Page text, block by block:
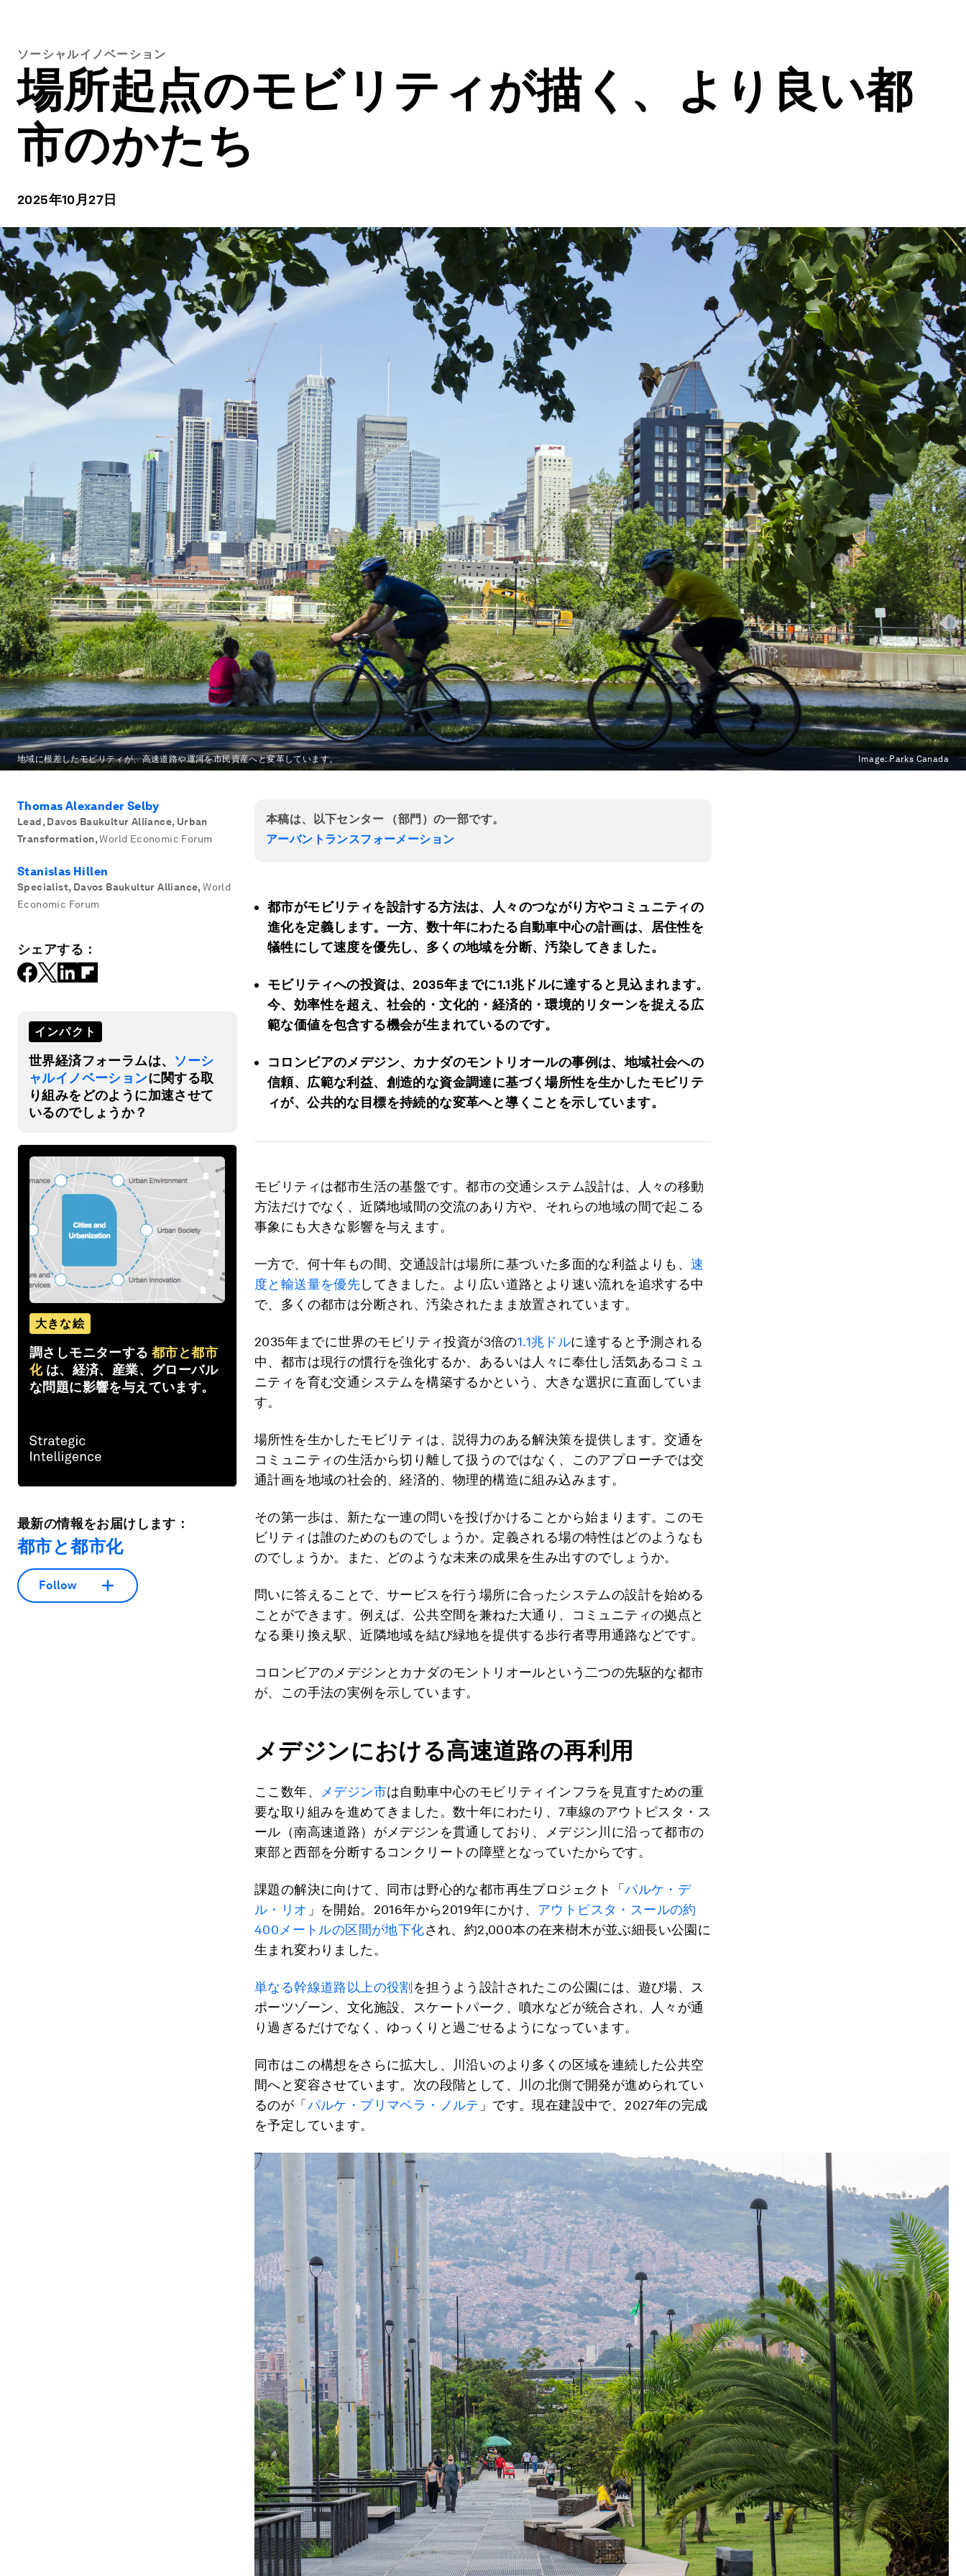
ソーシャルイノベーション
場所起点のモビリティが描く、より良い都
市のかたち
2025年10月27日
地域に根差したモビリティが、高速道路や運河を市民資産へと変革しています。 Image:Parks Canada
Thomas Alexander Selby
Lead, Davos Baukultur Alliance, Urban
Transformation, World Economic Forum
Stanislas Hillen
Specialist, Davos Baukultur Alliance, World
Economic Forum
シェアする：
インパクト
世界経済フォーラムは、 ソーシ
ャルイノベーションに関する取
り組みをどのように加速させて
いるのでしょうか？
大きな絵
調さしモニターする 都市と都市
化 は、経済、産業、グローバル
な問題に影響を与えています。
最新の情報をお届けします：
都市と都市化
Follow
本稿は、以下センター （部門）の一部です。
アーバントランスフォーメーション
都市がモビリティを設計する方法は、人々のつながり方やコミュニティの
進化を定義します。一方、数十年にわたる自動車中心の計画は、居住性を
犠牲にして速度を優先し、多くの地域を分断、汚染してきました。
モビリティへの投資は、2035年までに1.1兆ドルに達すると見込まれます。
今、効率性を超え、社会的・文化的・経済的・環境的リターンを捉える広
範な価値を包含する機会が生まれているのです。
コロンビアのメデジン、カナダのモントリオールの事例は、地域社会への
信頼、広範な利益、創造的な資金調達に基づく場所性を生かしたモビリテ
ィが、公共的な目標を持続的な変革へと導くことを示しています。
モビリティは都市生活の基盤です。都市の交通システム設計は、人々の移動
方法だけでなく、近隣地域間の交流のあり方や、それらの地域の間で起こる
事象にも大きな影響を与えます。
一方で、何十年もの間、交通設計は場所に基づいた多面的な利益よりも、速
度と輸送量を優先してきました。より広い道路とより速い流れを追求する中
で、多くの都市は分断され、汚染されたまま放置されています。
2035年までに世界のモビリティ投資が3倍の1.1兆ドルに達すると予測される
中、都市は現行の慣行を強化するか、あるいは人々に奉仕し活気あるコミュ
ニティを育む交通システムを構築するかという、大きな選択に直面していま
す。
場所性を生かしたモビリティは、説得力のある解決策を提供します。交通を
コミュニティの生活から切り離して扱うのではなく、このアプローチでは交
通計画を地域の社会的、経済的、物理的構造に組み込みます。
その第一歩は、新たな一連の問いを投げかけることから始まります。このモ
ビリティは誰のためのものでしょうか。定義される場の特性はどのようなも
のでしょうか。また、どのような未来の成果を生み出すのでしょうか。
問いに答えることで、サービスを行う場所に合ったシステムの設計を始める
ことができます。例えば、公共空間を兼ねた大通り、コミュニティの拠点と
なる乗り換え駅、近隣地域を結び緑地を提供する歩行者専用通路などです。
コロンビアのメデジンとカナダのモントリオールという二つの先駆的な都市
が、この手法の実例を示しています。
メデジンにおける高速道路の再利用
ここ数年、 メデジン市は自動車中心のモビリティインフラを見直すための重
要な取り組みを進めてきました。数十年にわたり、7車線のアウトピスタ・ス
ール（南高速道路）がメデジンを貫通しており、メデジン川に沿って都市の
東部と西部を分断するコンクリートの障壁となっていたからです。
課題の解決に向けて、同市は野心的な都市再生プロジェクト「パルケ・デ
ル・リオ 」を開始。2016年から2019年にかけ、 アウトピスタ・スールの約
400メートルの区間が地下化され、約2,000本の在来樹木が並ぶ細長い公園に
生まれ変わりました。
単なる幹線道路以上の役割 を担うよう設計されたこの公園には、遊び場、ス
ポーツゾーン、文化施設、スケートパーク、噴水などが統合され、人々が通
り過ぎるだけでなく、ゆっくりと過ごせるようになっています。
同市はこの構想をさらに拡大し、川沿いのより多くの区域を連続した公共空
間へと変容させています。次の段階として、川の北側で開発が進められてい
るのが「 パルケ・プリマベラ・ノルテ 」です。現在建設中で、2027年の完成
を予定しています。